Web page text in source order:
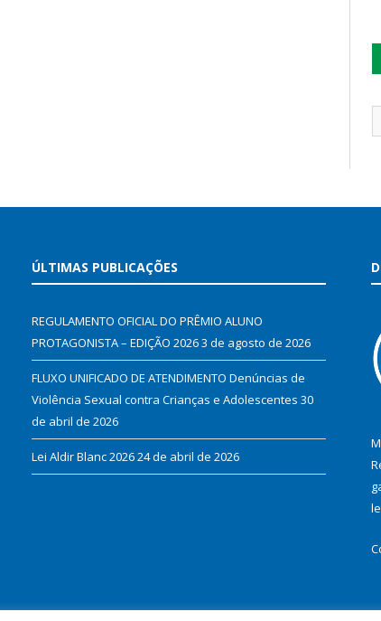
ÚLTIMAS PUBLICAÇÕES
REGULAMENTO OFICIAL DO PRÊMIO ALUNO
PROTAGONISTA – EDIÇÃO 20263 de agosto de 2026
FLUXO UNIFICADO DE ATENDIMENTO Denúncias de
Violência Sexual contra Crianças e Adolescentes 30
de abril de 2026
Lei Aldir Blanc 202624 de abril de 2026